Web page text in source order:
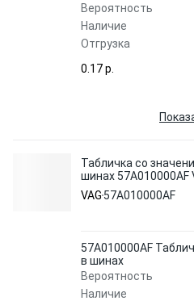
Вероятность
Наличие
Отгрузка
0.17 p.
Табличка со
шинах 57A010000AF
VAG 57A010000AF
57A010000AF
в шинах
Вероятность
Наличие